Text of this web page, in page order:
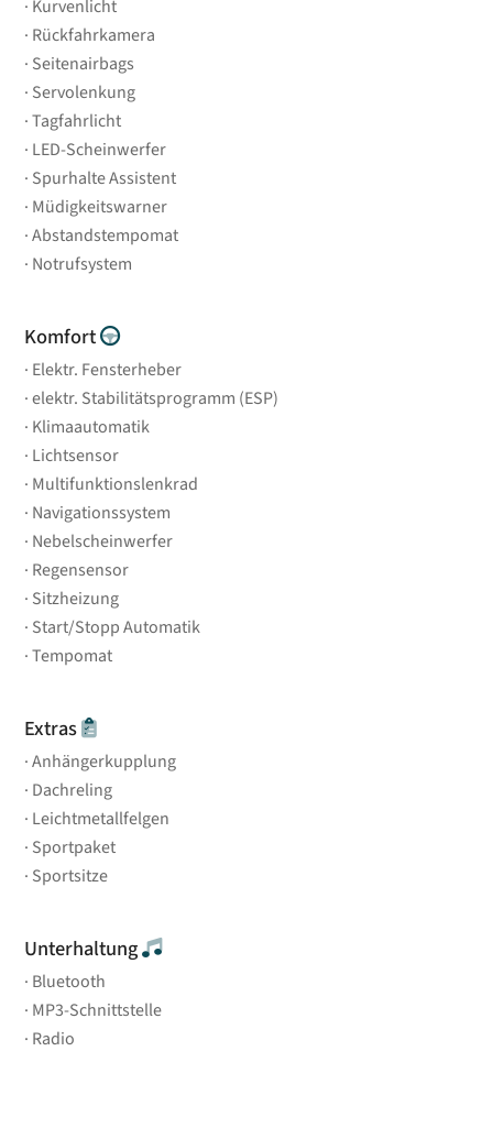
Kurvenlicht
Rückfahrkamera
Seitenairbags
Servolenkung
Tagfahrlicht
LED-Scheinwerfer
Spurhalte Assistent
Müdigkeitswarner
Abstandstempomat
Notrufsystem
Komfort
Elektr. Fensterheber
elektr. Stabilitätsprogramm (ESP)
Klimaautomatik
Lichtsensor
Multifunktionslenkrad
Navigationssystem
Nebelscheinwerfer
Regensensor
Sitzheizung
Start/Stopp Automatik
Tempomat
Extras
Anhängerkupplung
Dachreling
Leichtmetallfelgen
Sportpaket
Sportsitze
Unterhaltung
Bluetooth
MP3-Schnittstelle
Radio